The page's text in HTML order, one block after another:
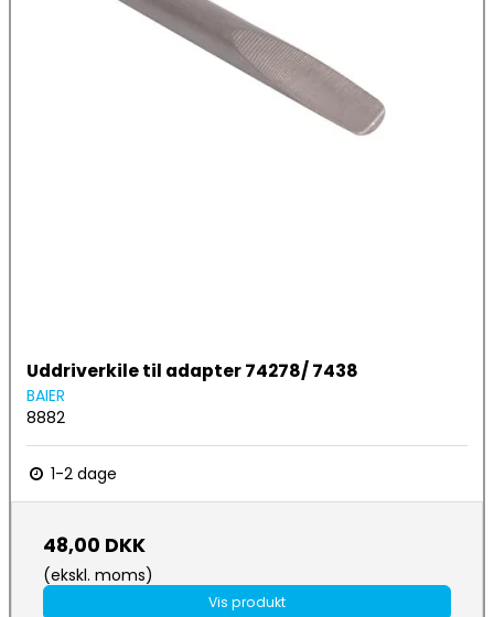
Uddriverkile til adapter 74278/ 7438
BAIER
8882
1-2 dage
48,00 DKK
(ekskl. moms)
Vis produkt